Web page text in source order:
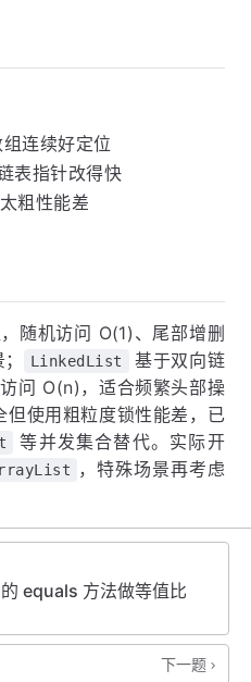
组连续好定位
表指针改得快
粗性能差
随机访问 O(1)、尾部增删
LinkedList
基于双向链
问 O(n)，适合频繁头部操
但使用粗粒度锁性能差，已
等并发集合替代。实际开
，特殊场景再考虑
equals 方法做等值比
下一题